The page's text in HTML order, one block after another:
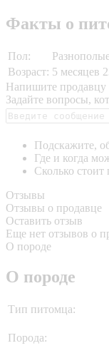
Факты о
Пол:
Возраст: 5 месяцев
Напишите продавцу
Задайте вопросы,
Подскажите,
Где и когда
Сколько стоит
Отзывы
Отзывы о продавце
Оставить отзыв
Еще нет отзывов о
О породе
О породе
Тип питомца:
Порода: